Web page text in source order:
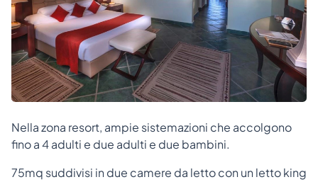
Nella zona resort, ampie sistemazioni che accolgono
fino a 4 adulti e due adulti e due bambini.
75mq suddivisi in due camere da letto con un letto king